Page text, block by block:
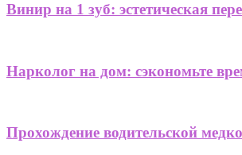
Винир на 1 зуб: эстетическая
Нарколог на дом: сэкономьте
Прохождение водительской